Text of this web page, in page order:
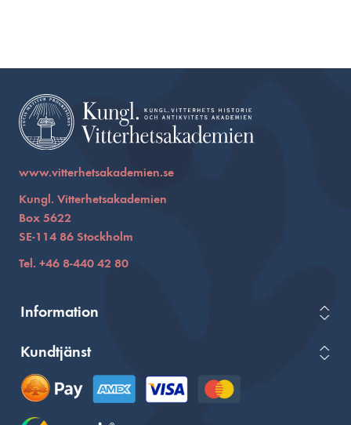
www.vitterhetsakademien.se
Kungl. Vitterhetsakademien
Box 5622
SE-114 86 Stockholm
Tel. +46 8-440 42 80
Information
Kundtjänst